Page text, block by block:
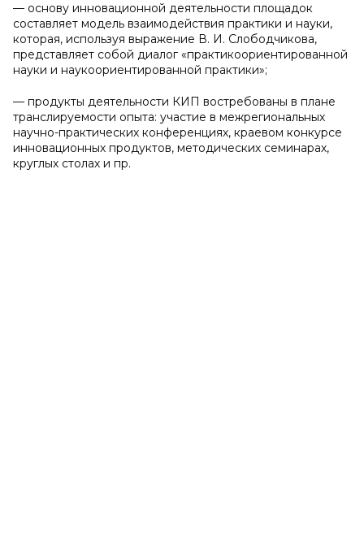
— основу инновационной деятельности площадок
составляет модель взаимодействия практики и науки,
которая, используя выражение В. И. Слободчикова,
представляет собой диалог «практикоориентированной
науки и наукоориентированной практики»;
— продукты деятельности КИП востребованы в плане
транслируемости опыта: участие в межрегиональных
научно-практических конференциях, краевом конкурсе
инновационных продуктов, методических семинарах,
круглых столах и пр.